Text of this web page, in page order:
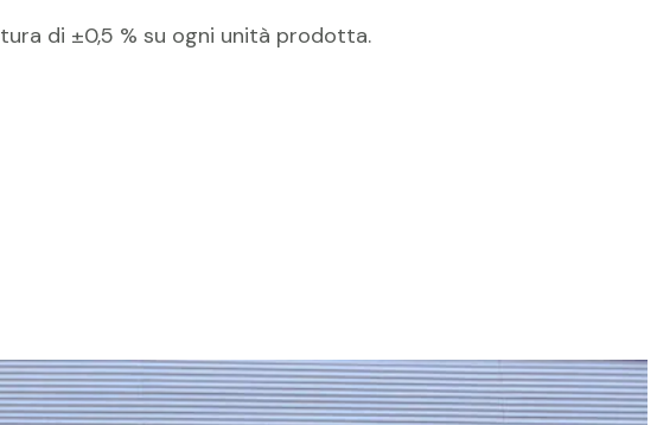
di ±0,5 % su ogni unità prodotta.